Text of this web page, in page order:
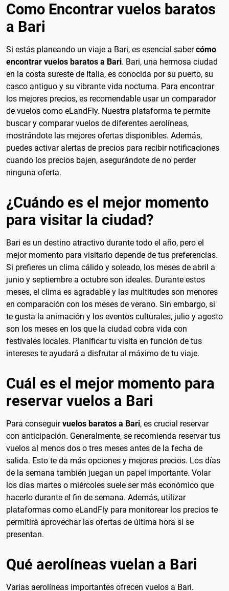
Como Encontrar vuelos baratos
a Bari
Si estás planeando un viaje a Bari, es esencial sabercómo
encontrar vuelos baratos a Bari. Bari, una hermosa ciudad
en la costa sureste de Italia, es conocida por su puerto, su
casco antiguo y su vibrante vida nocturna. Para encontrar
los mejores precios, es recomendable usar un comparador
de vuelos como eLandFly. Nuestra plataforma te permite
buscar y comparar vuelos de diferentes aerolíneas,
mostrándote las mejores ofertas disponibles. Además,
puedes activar alertas de precios para recibir notificaciones
cuando los precios bajen, asegurándote de no perder
ninguna oferta.
¿Cuándo es el mejor momento
para visitar la ciudad?
Bari es un destino atractivo durante todo el año, pero el
mejor momento para visitarlo depende de tus preferencias.
Si prefieres un clima cálido y soleado, los meses de abril a
junio y septiembre a octubre son ideales. Durante estos
meses, el clima es agradable y las multitudes son menores
en comparación con los meses de verano. Sin embargo, si
te gusta la animación y los eventos culturales, julio y agosto
son los meses en los que la ciudad cobra vida con
festivales locales. Planificar tu visita en función de tus
intereses te ayudará a disfrutar al máximo de tu viaje.
Cuál es el mejor momento para
reservar vuelos a Bari
Para conseguirvuelos baratos a Bari, es crucial reservar
con anticipación. Generalmente, se recomienda reservar tus
vuelos al menos dos o tres meses antes de la fecha de
salida. Esto te da más opciones y mejores precios. Los días
de la semana también juegan un papel importante. Volar
los días martes o miércoles suele ser más económico que
hacerlo durante el fin de semana. Además, utilizar
plataformas como eLandFly para monitorear los precios te
permitirá aprovechar las ofertas de última hora si se
presentan.
Qué aerolíneas vuelan a Bari
Varias aerolíneas importantes ofrecen vuelos a Bari.